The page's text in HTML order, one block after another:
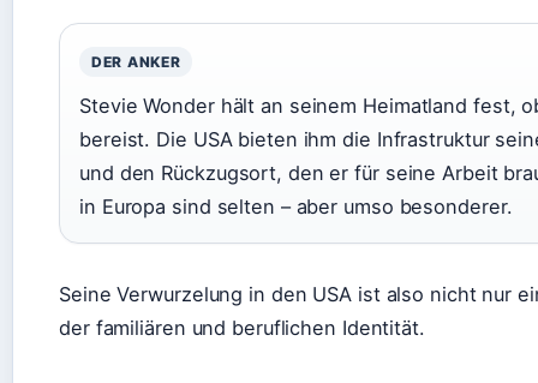
DER ANKER
Stevie Wonder hält an seinem Heimatland fest,
bereist. Die USA bieten ihm die Infrastruktur
und den Rückzugsort, den er für seine Arbeit
in Europa sind selten – aber umso besonderer.
Seine Verwurzelung in den USA ist also nicht nur
der familiären und beruflichen Identität.